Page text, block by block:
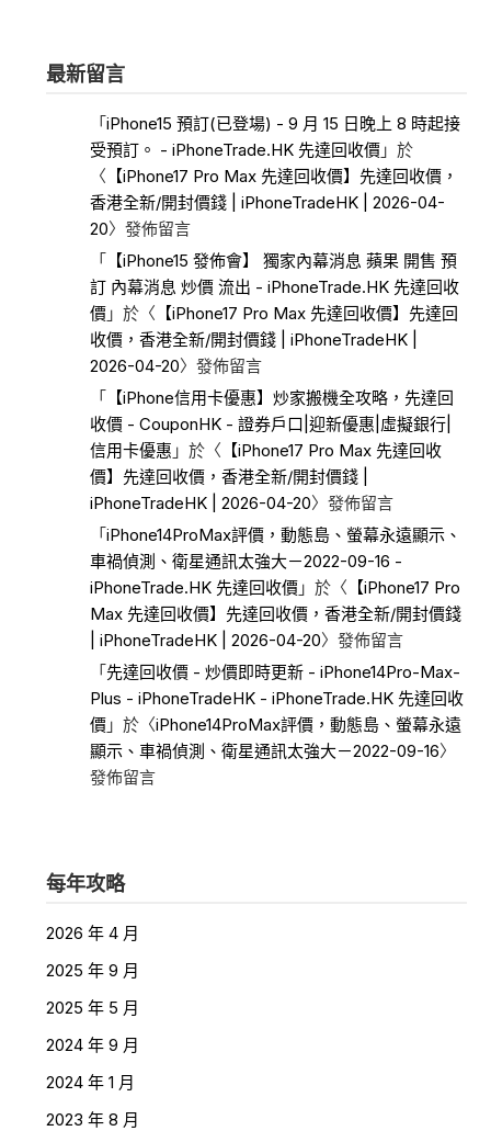
最新留言
「iPhone15 預訂(已登場) - 9 月 15 日晚上 8 時起接
受預訂。 - iPhoneTrade.HK 先達回收價 」於
〈 【iPhone17 Pro Max 先達回收價】先達回收價，
香港全新/開封價錢 | iPhoneTradeHK | 2026-04-
20〉發佈留言
「
【iPhone15 發佈會】 獨家內幕消息 蘋果 開售 預
訂 內幕消息 炒價 流出 - iPhoneTrade.HK 先達回收
價 」於〈 【iPhone17 Pro Max 先達回收價】先達回
收價，香港全新/開封價錢 | iPhoneTradeHK |
2026-04-20〉發佈留言
「
【iPhone信用卡優惠】炒家搬機全攻略，先達回
收價 - CouponHK - 證券戶口|迎新優惠|虛擬銀行|
信用卡優惠 」於〈 【iPhone17 Pro Max 先達回收
價】先達回收價，香港全新/開封價錢 |
iPhoneTradeHK | 2026-04-20〉發佈留言
「iPhone14ProMax評價，動態島、螢幕永遠顯示、
車禍偵測、衛星通訊太強大－2022-09-16 -
iPhoneTrade.HK 先達回收價 」於〈 【iPhone17 Pro
Max 先達回收價】先達回收價，香港全新/開封價錢
| iPhoneTradeHK | 2026-04-20〉發佈留言
「 先達回收價 - 炒價即時更新 - iPhone14Pro-Max-
Plus - iPhoneTradeHK - iPhoneTrade.HK 先達回收
價 」於〈iPhone14ProMax評價，動態島、螢幕永遠
顯示、車禍偵測、衛星通訊太強大－2022-09-16〉
發佈留言
每年攻略
2026 年 4 月
2025 年 9 月
2025 年 5 月
2024 年 9 月
2024 年 1 月
2023 年 8 月